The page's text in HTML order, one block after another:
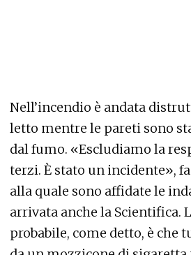
Nell’incendio è andata
letto mentre le pareti sono
dal fumo. «Escludiamo la
terzi. È stato un incidente»,
alla quale sono affidate le
arrivata anche la Scientifica.
probabile, come detto, è che